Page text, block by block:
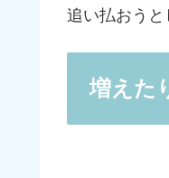
追い払おうと
増えた